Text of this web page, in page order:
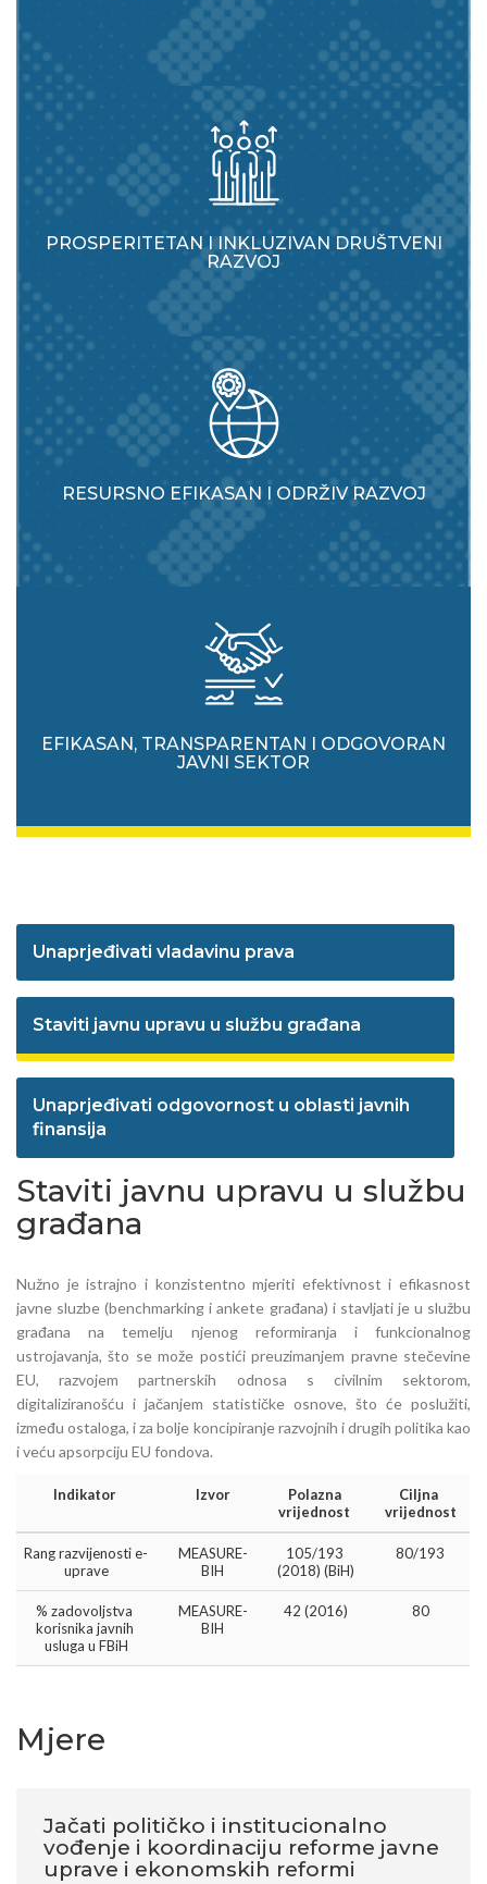
PROSPERITETAN I INKLUZIVAN DRUŠTVENI
RAZVOJ
RESURSNO EFIKASAN I ODRŽIV RAZVOJ
EFIKASAN, TRANSPARENTAN I ODGOVORAN
JAVNI SEKTOR
Unaprjeđivati vladavinu prava
Staviti javnu upravu u službu građana
Unaprjeđivati odgovornost u oblasti javnih
finansija
Staviti javnu upravu u službu
građana
Nužno je istrajno i konzistentno mjeriti efektivnost i efikasnost
javne sluzbe (benchmarking i ankete građana) i stavljati je u službu
građana na temelju njenog reformiranja i funkcionalnog
ustrojavanja, što se može postići preuzimanjem pravne stečevine
EU, razvojem partnerskih odnosa s civilnim sektorom,
digitaliziranošću i jačanjem statističke osnove, što će poslužiti,
između ostaloga, i za bolje koncipiranje razvojnih i drugih politika kao
i veću apsorpciju EU fondova.
Indikator Izvor
Polazna
vrijednost
Ciljna
vrijednost
Rang razvijenosti e-
uprave
MEASURE-
BIH
105/193
(2018) (BiH)
80/193
% zadovoljstva
korisnika javnih
usluga u FBiH
MEASURE-
BIH
42 (2016) 80
Mjere
Jačati političko i institucionalno
vođenje i koordinaciju reforme javne
uprave i ekonomskih reformi